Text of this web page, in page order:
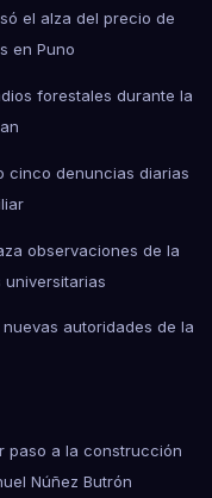
el alza del precio de
en Puno
forestales durante la
cinco denuncias diarias
observaciones de la
autoridades de la
paso a la construcción
Núñez Butrón